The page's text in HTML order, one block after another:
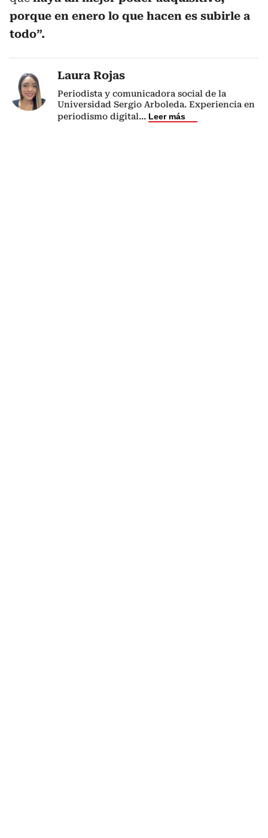
porque en enero lo que hacen es subirle a
todo”.
Laura Rojas
Periodista y comunicadora social de la
Universidad Sergio Arboleda. Experiencia en
periodismo digital... Leer más